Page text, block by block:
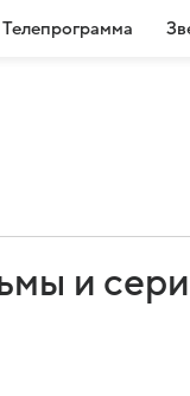
Телепрограмма
и